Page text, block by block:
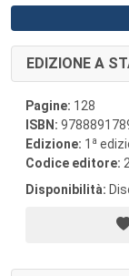
EDIZIONE A
Pagine: 128
ISBN:
Edizione: 1 a
Codice editore:
Disponibilità: